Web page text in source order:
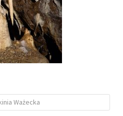
Ważecka